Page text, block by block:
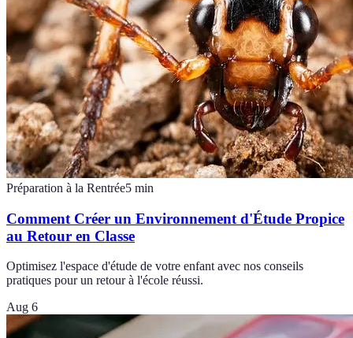
Préparation à la Rentrée5 min
Comment Créer un Environnement d'Étude Propice
au Retour en Classe
Optimisez l'espace d'étude de votre enfant avec nos conseils
pratiques pour un retour à l'école réussi.
Aug 6